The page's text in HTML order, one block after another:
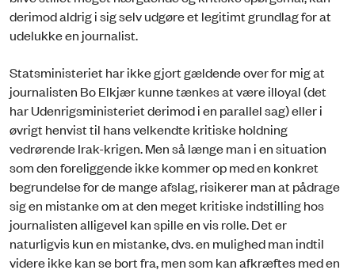
derimod aldrig i sig selv udgøre et legitimt grundlag for at
udelukke en journalist.
Statsministeriet har ikke gjort gældende over for mig at
journalisten Bo Elkjær kunne tænkes at være illoyal (det
har Udenrigsministeriet derimod i en parallel sag) eller i
øvrigt henvist til hans velkendte kritiske holdning
vedrørende Irak-krigen. Men så længe man i en situation
som den foreliggende ikke kommer op med en konkret
begrundelse for de mange afslag, risikerer man at pådrage
sig en mistanke om at den meget kritiske indstilling hos
journalisten alligevel kan spille en vis rolle. Det er
naturligvis kun en mistanke, dvs. en mulighed man indtil
videre ikke kan se bort fra, men som kan afkræftes med en